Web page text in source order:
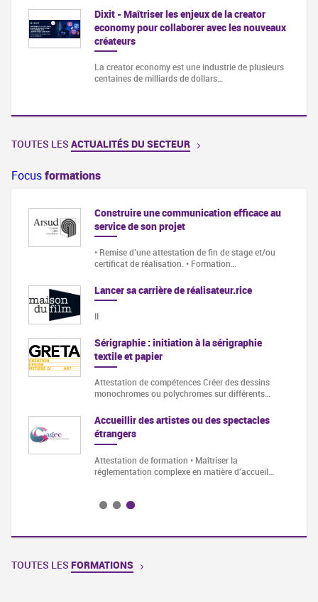
Dixit - Maîtriser les enjeux de la creator
economy pour collaborer avec les nouveaux
créateurs
La creator economy est une industrie de plusieurs
centaines de milliards de dollars…
TOUTES LES ACTUALITÉS DU SECTEUR
Focusformations
Construire une communication efficace au
service de son projet
• Remise d’une attestation de fin de stage et/ou
certificat de réalisation. • Formation…
Lancer sa carrière de réalisateur.rice
II
Sérigraphie : initiation à la sérigraphie
textile et papier
Attestation de compétences Créer des dessins
monochromes ou polychromes sur différents…
Accueillir des artistes ou des spectacles
étrangers
Attestation de formation • Maîtriser la
réglementation complexe en matière d'accueil…
TOUTES LES FORMATIONS